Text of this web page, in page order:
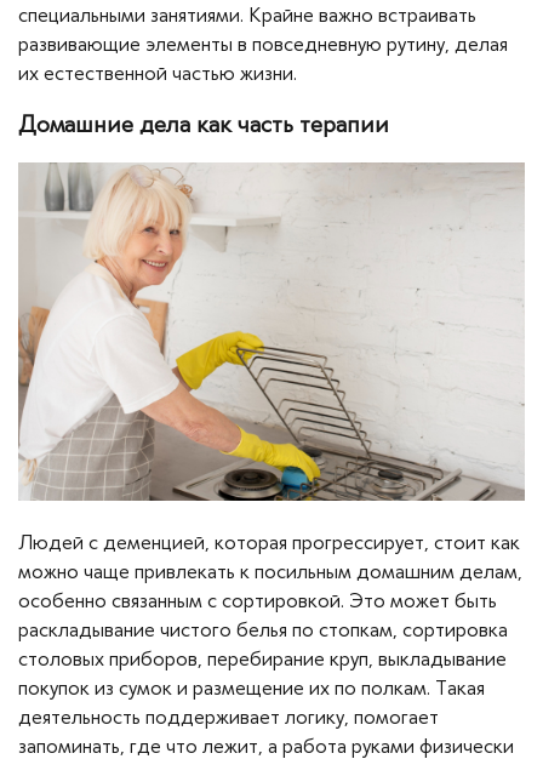
специальными занятиями. Крайне важно встраивать
развивающие элементы в повседневную рутину, делая
их естественной частью жизни.
Домашние дела как часть терапии
Людей с деменцией, которая прогрессирует, стоит как
можно чаще привлекать к посильным домашним делам,
особенно связанным с сортировкой. Это может быть
раскладывание чистого белья по стопкам, сортировка
столовых приборов, перебирание круп, выкладывание
покупок из сумок и размещение их по полкам. Такая
деятельность поддерживает логику, помогает
запоминать, где что лежит, а работа руками физически